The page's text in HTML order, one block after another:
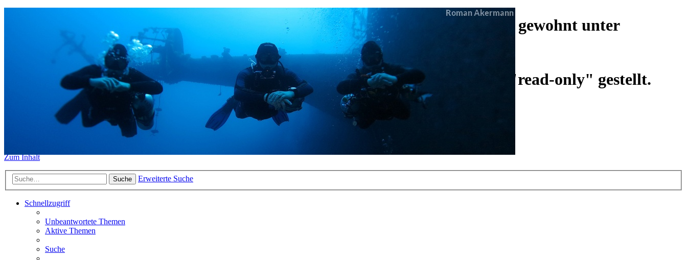
Das Sidemount-Forum ist auf ein neues Forensystem umgezogen und wie gewohnt unter
https://www.sidemount-forum.comerreichbar.
Das alte Forum hier existiert nur aufgrund deralten Galerie und ist auf "read-only" gestellt.
Sidemount-Forum
Zum Inhalt
Suche Erweiterte Suche
Schnellzugriff
Unbeantwortete Themen
Aktive Themen
Suche